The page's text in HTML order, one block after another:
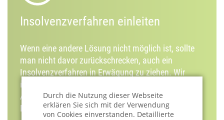
Insolvenzverfahren einleiten
Wenn eine andere Lösung nicht möglich ist, sollte
man nicht davor zurückschrecken, auch ein
Insolvenzverfahren in Erwägung zu ziehen. Wir
informieren Sie über die Voraussetzungen, den
Ablauf und führen Sie durch den Bürokratie-
Dschungel.
Durch die Nutzung dieser Webseite
erklären Sie sich mit der Verwendung
von Cookies einverstanden. Detaillierte